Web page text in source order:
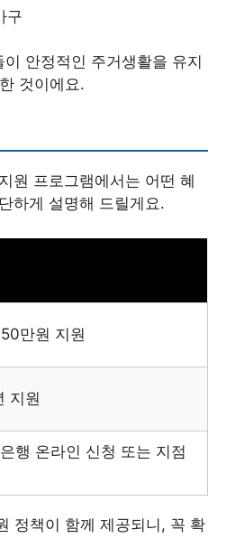
구
안정적인 주거생활을 유지
것이에요.
원 프로그램에서는 어떤 혜
하게 설명해 드릴게요.
만원 지원
지원
행 온라인 신청 또는 지점
정책이 함께 제공되니, 꼭 확